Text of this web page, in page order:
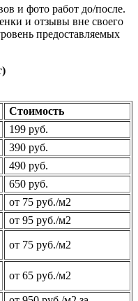
и фото работ до/после.
и отзывы вне своего
предоставляемых
Стоимость
199 руб.
390 руб.
490 руб.
650 руб.
от 75 руб./м2
от 95 руб./м2
от 75 руб./м2
от 65 руб./м2